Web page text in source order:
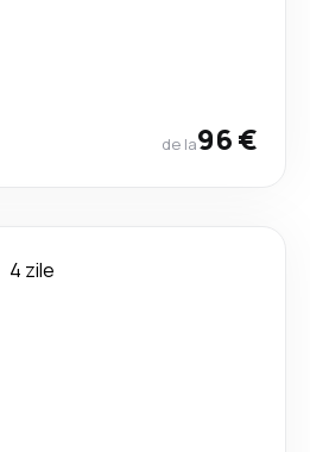
de la96 €
4 zile